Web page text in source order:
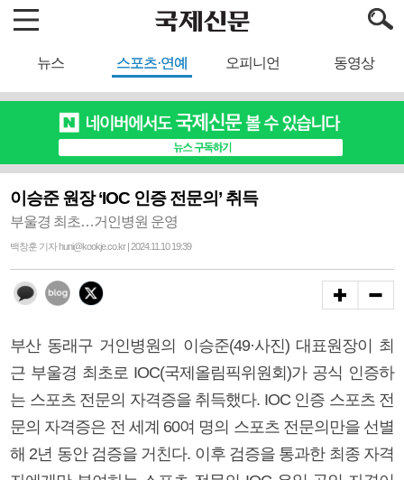
뉴스 스포츠·연예 오피니언 동영상
이승준 원장 ‘IOC 인증 전문의’ 취득
부울경 최초…거인병원 운영
백창훈 기자 huni@kookje.co.kr | 2024.11.10 19:39
부산 동래구 거인병원의 이승준(49·사진) 대표원장이 최
근 부울경 최초로 IOC(국제올림픽위원회)가 공식 인증하
는 스포츠 전문의 자격증을 취득했다. IOC 인증 스포츠 전
문의 자격증은 전 세계 60여 명의 스포츠 전문의만을 선별
해 2년 동안 검증을 거친다. 이후 검증을 통과한 최종 자격